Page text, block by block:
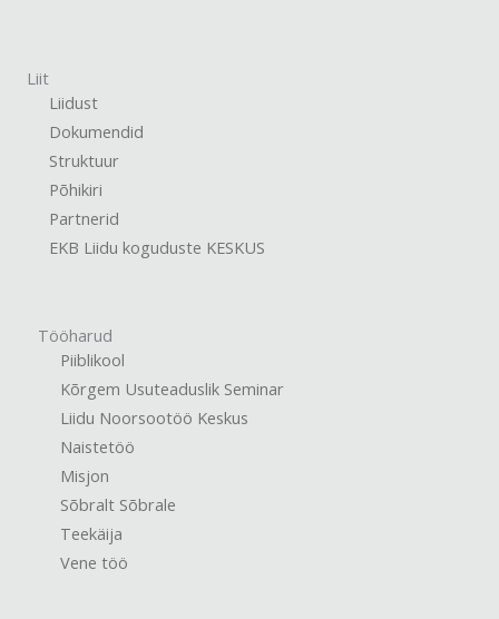
Liit
Liidust
Dokumendid
Struktuur
Põhikiri
Partnerid
EKB Liidu koguduste KESKUS
Tööharud
Piiblikool
Kõrgem Usuteaduslik Seminar
Liidu Noorsootöö Keskus
Naistetöö
Misjon
Sõbralt Sõbrale
Teekäija
Vene töö